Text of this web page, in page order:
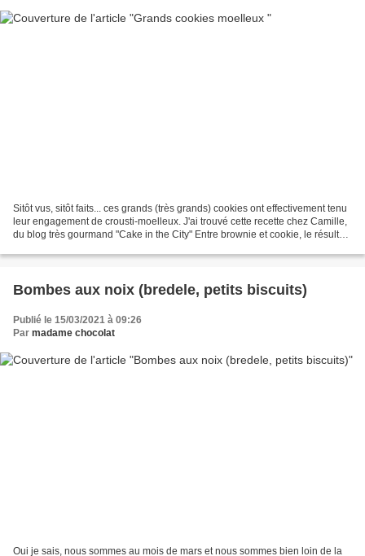
Sitôt vus, sitôt faits... ces grands (très grands) cookies ont effectivement tenu
leur engagement de crousti-moelleux. J'ai trouvé cette recette chez Camille,
du blog très gourmand "Cake in the City" Entre brownie et cookie, le résultat
Bombes aux noix (bredele, petits biscuits)
Publié le 15/03/2021 à 09:26
Par madame chocolat
Oui je sais, nous sommes au mois de mars et nous sommes bien loin de la